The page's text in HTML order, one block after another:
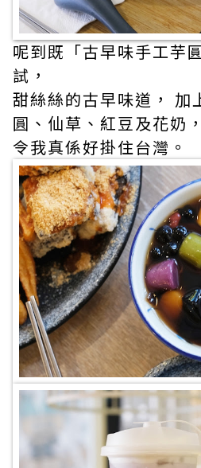
呢到既「古早味手工芋
試，
甜絲絲的古早味道， 加
圓、仙草、紅豆及花奶，
令我真係好掛住台灣。